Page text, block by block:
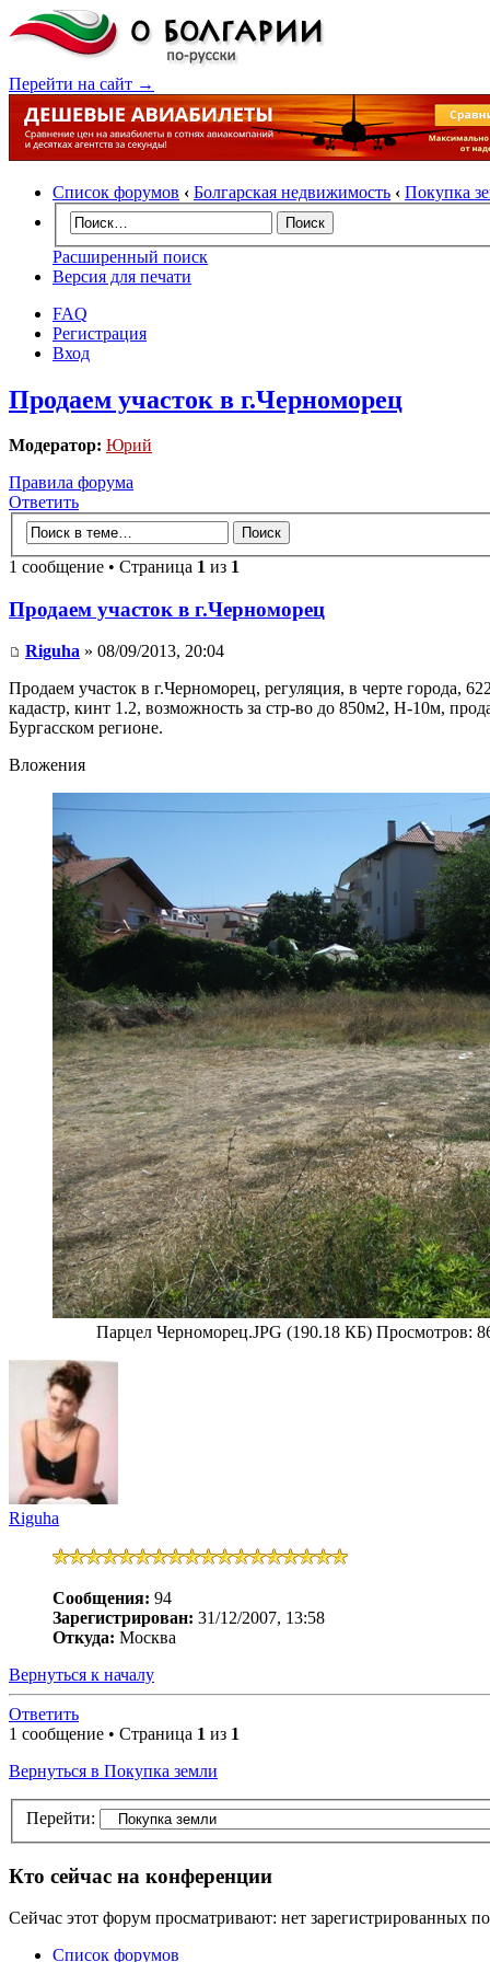
Перейти на сайт →
Список форумов ‹ Болгарская недвижимость ‹ Покупка
Расширенный поиск
Версия для печати
FAQ
Регистрация
Вход
Продаем участок в г.Черноморец
Модератор: Юрий
Правила форума
Ответить
1 сообщение • Страница 1 из 1
Продаем участок в г.Черноморец
Riguha » 08/09/2013, 20:04
Продаем участок в г.Черноморец, регуляция, в черте города,
кадастр, кинт 1.2, возможность за стр-во до 850м2, Н-10м,
Бургасском регионе.
Вложения
Парцел Черноморец.JPG (190.18 КБ) Просмотров:
Riguha
Сообщения: 94
Зарегистрирован: 31/12/2007, 13:58
Откуда: Москва
Вернуться к началу
Ответить
1 сообщение • Страница 1 из 1
Вернуться в Покупка земли
Перейти:
Кто сейчас на конференции
Сейчас этот форум просматривают: нет зарегистрированных
Список форумов